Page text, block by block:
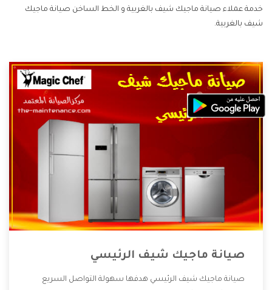
خدمة عملاء صيانة ماجيك شيف بالغربية و الخط الساخن صيانة ماجيك
شيف بالغربية.
صيانة ماجيك شيف الرئيسي
صيانة ماجيك شيف الرئيسي هدفها سهولة التواصل السريع